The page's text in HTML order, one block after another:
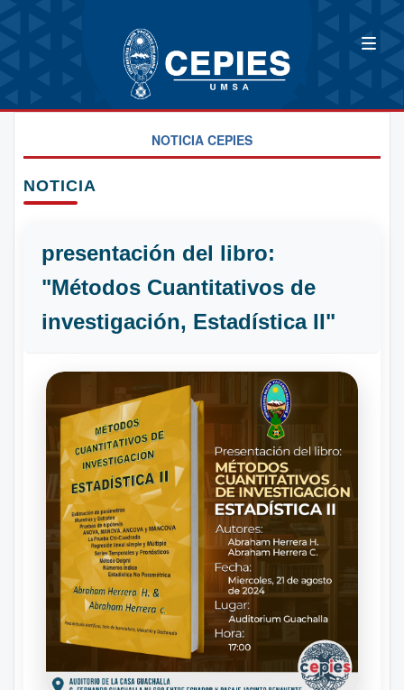
NOTICIA CEPIES
NOTICIA
presentación del libro:
"Métodos Cuantitativos de
investigación, Estadística II"